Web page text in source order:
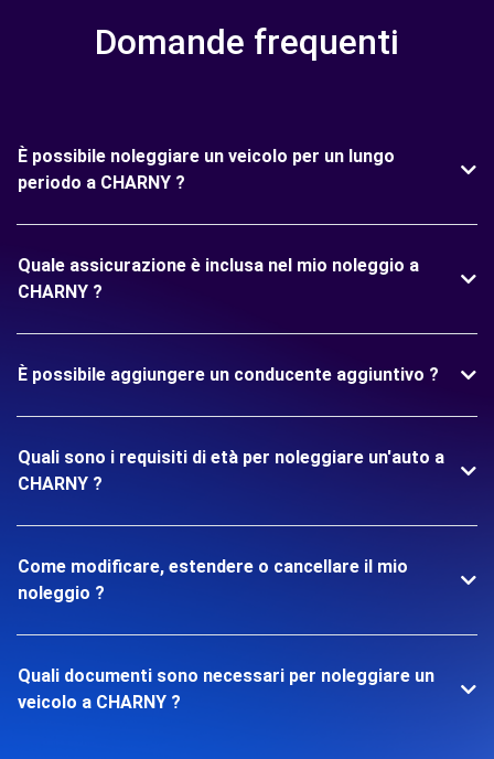
Domande frequenti
È possibile noleggiare un veicolo per un lungo
periodo a CHARNY ?
Quale assicurazione è inclusa nel mio noleggio a
CHARNY ?
È possibile aggiungere un conducente aggiuntivo ?
Quali sono i requisiti di età per noleggiare un'auto a
CHARNY ?
Come modificare, estendere o cancellare il mio
noleggio ?
Quali documenti sono necessari per noleggiare un
veicolo a CHARNY ?